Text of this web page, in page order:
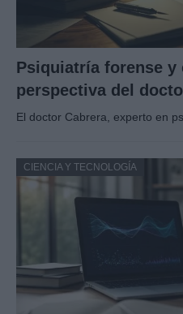
Psiquiatría forense
perspectiva del
El doctor Cabrera, experto en
CIENCIA Y TECNOLOGÍA